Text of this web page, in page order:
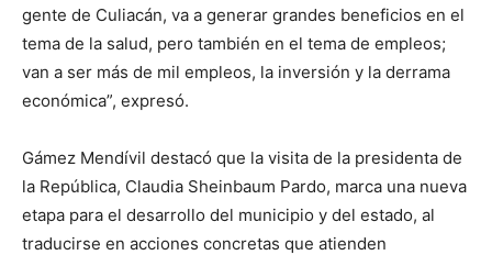
gente de Culiacán, va a generar grandes beneficios en el
tema de la salud, pero también en el tema de empleos;
van a ser más de mil empleos, la inversión y la derrama
económica”, expresó.
Gámez Mendívil destacó que la visita de la presidenta de
la República, Claudia Sheinbaum Pardo, marca una nueva
etapa para el desarrollo del municipio y del estado, al
traducirse en acciones concretas que atienden